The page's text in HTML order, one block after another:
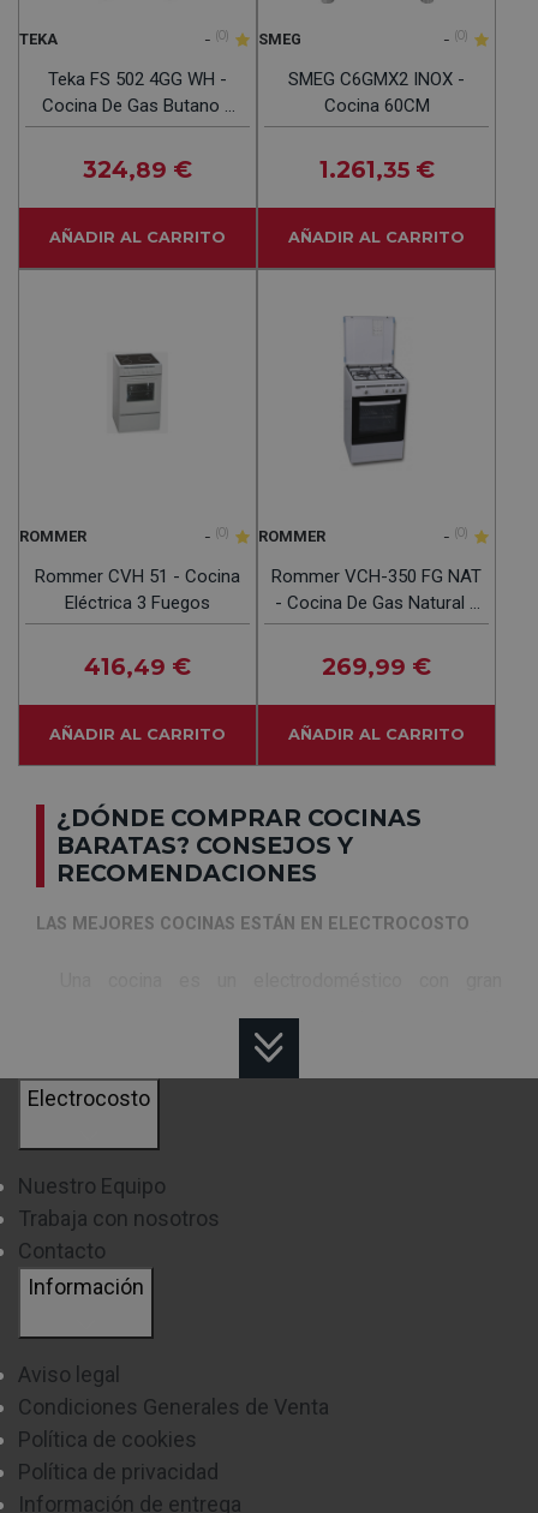
TEKA - (0)
Teka FS 502 4GG WH -
Cocina De Gas Butano 4
Fuegos
324,89 €
AÑADIR AL CARRITO
SMEG - (0)
SMEG C6GMX2 INOX -
Cocina 60CM
1.261,35 €
AÑADIR AL CARRITO
ROMMER - (0)
Rommer CVH 51 - Cocina
Eléctrica 3 Fuegos
416,49 €
AÑADIR AL CARRITO
ROMMER - (0)
Rommer VCH-350 FG NAT
- Cocina De Gas Natural 3
Fuegos
269,99 €
AÑADIR AL CARRITO
¿DÓNDE COMPRAR COCINAS
BARATAS? CONSEJOS Y
RECOMENDACIONES
LAS MEJORES COCINAS ESTÁN EN ELECTROCOSTO
versatilidad, y su elección debe de ser meditada.
Por ello, y con el objetivo de ayudarte, a
continuación, te explicamos los principales
Disponemos de diversos modelos con una gran
variedad de fuegos, contamos con modelos que van
desde los
Los más usuales disponen de
modelos que incluyen , , o solamente
bombona.
Por otro lado, y según el tipo de instalación, podrás
Electrocosto
Nuestro Equipo
Trabaja con nosotros
Contacto
Información
Aviso legal
Condiciones Generales de Venta
Política de cookies
Política de privacidad
Información de entrega